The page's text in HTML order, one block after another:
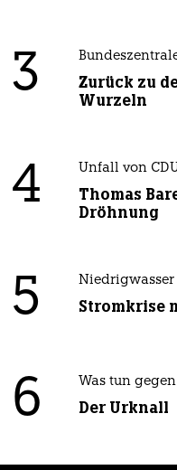
3
Zurück zu
Wurzeln
4 Unfall von
Thomas
Dröhnung
5 Stromkrise
6 Was tun
Der Urknall